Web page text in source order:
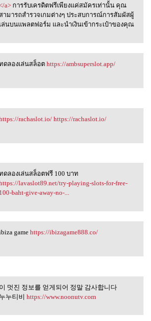
a>การรับเครดิตฟรีเพียงแค่สมัครเท่านั้น คุณ
สามารถสำรวจเกมต่างๆ ประสบการณ์การสัมผัสผู้
เล่นบนแพลตฟอร์ม และนำเงินเข้ากระเป๋าของคุณ
ลองเล่นสล็อต https:/
ดลองเล่นสล็อต https://ambsuperslot.app/
rachaslot.io/ https:/
rachaslot.io/ https://rachaslot.io/
ลองเล่นสล็อตฟรี 100 บาท
ดลองเล่นสล็อตฟรี 100 บาท
lavaslot89.net/try-playing-slots-for-free-
100-baht-give-away-no-...
game https:/
gamehttps://ibizagame888.co/
멋진 정보를 얻게되어 정말 감
이 멋진 정보를 얻게되어 정말 감사합니다
누누티비 https://www.noonutv.com